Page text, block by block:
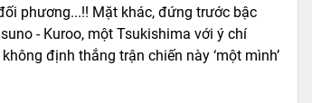
phương...!! Mặt khác, đứng trước bậc
- Kuroo, một Tsukishima với ý chí
định thắng trận chiến này ‘một mình’